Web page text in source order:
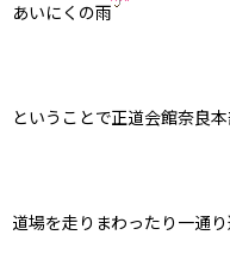
あいにくの雨
ということで正道会館奈良
道場を走りまわったり一通り